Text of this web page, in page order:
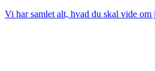
Vi har samlet alt, hvad du skal vide om